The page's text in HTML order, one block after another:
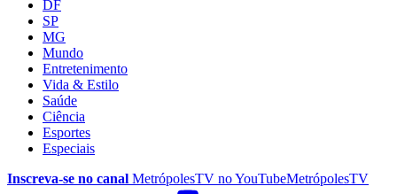
DF
SP
MG
Mundo
Entretenimento
Vida & Estilo
Saúde
Ciência
Esportes
Especiais
Inscreva-se no canal MetrópolesTV noYouTubeMetrópolesTV